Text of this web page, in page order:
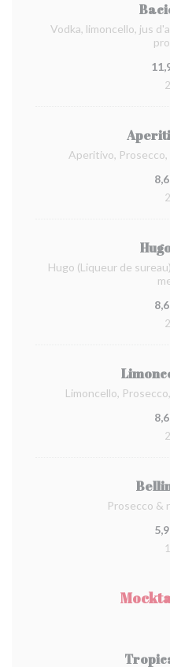
Vodka, limoncello, jus
Aperitivo,
Hugo (Liqueur de
Limoncello,
Prosecco &